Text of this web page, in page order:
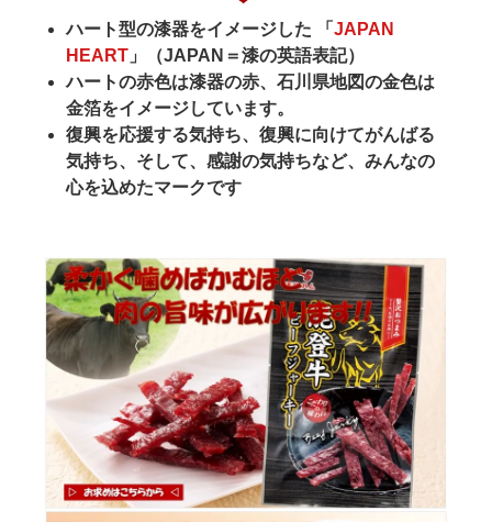
ハート型の漆器をイメージした 「 JAPAN
HEART 」（JAPAN＝漆の英語表記）
ハートの赤色は漆器の赤、石川県地図の金色は
金箔をイメージしています。
復興を応援する気持ち、復興に向けてがんばる
気持ち、そして、感謝の気持ちなど、みんなの
心を込めたマークです